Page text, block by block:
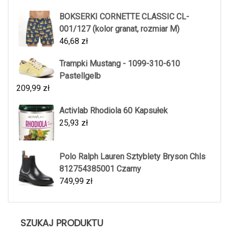
BOKSERKI CORNETTE CLASSIC CL-
001/127 (kolor granat, rozmiar M)
46,68 zł
Trampki Mustang - 1099-310-610
Pastellgelb
209,99 zł
Activlab Rhodiola 60 Kapsułek
25,93 zł
Polo Ralph Lauren Sztyblety Bryson Chls
812754385001 Czarny
749,99 zł
SZUKAJ PRODUKTU